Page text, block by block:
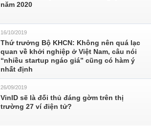
năm 2020
16/10/2019
Thứ trưởng Bộ KHCN: Không nên quá lạc
quan về khởi nghiệp ở Việt Nam, câu nói
“nhiều startup ngáo giá” cũng có hàm ý
nhất định
26/09/2019
VinID sẽ là đối thủ đáng gờm trên thị
trường 27 ví điện tử?